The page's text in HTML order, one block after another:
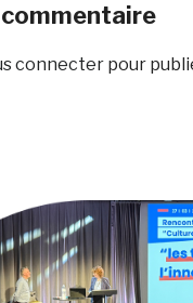
connecterpour